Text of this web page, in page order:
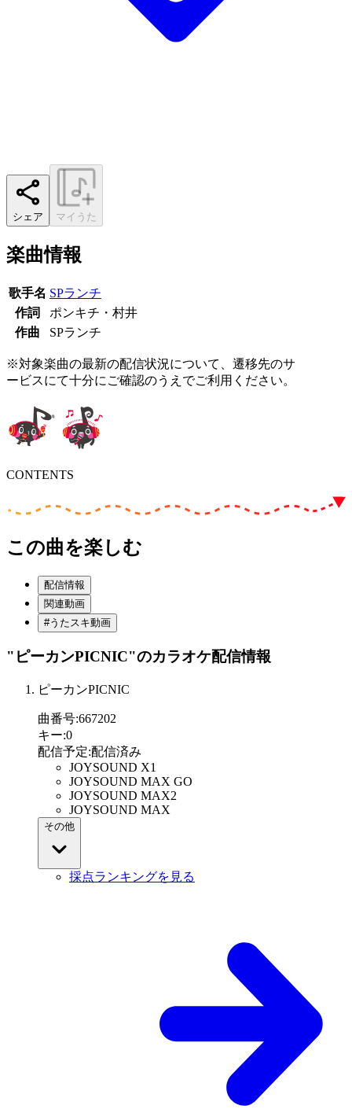
シェア マイうた
楽曲情報
歌手名 SPランチ
作詞
ポンキチ・村井
作曲
SPランチ
※対象楽曲の最新の配信状況について、遷移先のサ
ービスにて十分にご確認のうえでご利用ください。
CONTENTS
この曲を楽しむ
配信情報
関連動画
#うたスキ動画
"ピーカンPICNIC"のカラオケ配信情報
ピーカンPICNIC
曲番号:667202
キー:0
配信予定:配信済み
JOYSOUND X1
JOYSOUND MAX GO
JOYSOUND MAX2
JOYSOUND MAX
その他
採点ランキングを見る